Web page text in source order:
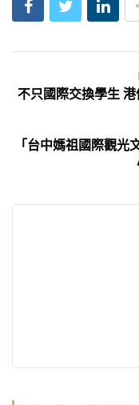
不只國際交換學生 港
「台中媽祖國際觀